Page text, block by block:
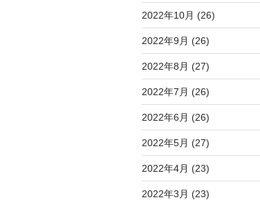
2022年10月 (26)
2022年9月 (26)
2022年8月 (27)
2022年7月 (26)
2022年6月 (26)
2022年5月 (27)
2022年4月 (23)
2022年3月 (23)